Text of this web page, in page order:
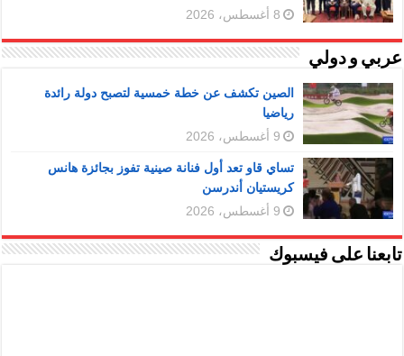
8 أغسطس، 2026
عربي و دولي
الصين تكشف عن خطة خمسية لتصبح دولة رائدة
رياضيا
9 أغسطس، 2026
تساي قاو تعد أول فنانة صينية تفوز بجائزة هانس
كريستيان أندرسن
9 أغسطس، 2026
تابعنا على فيسبوك